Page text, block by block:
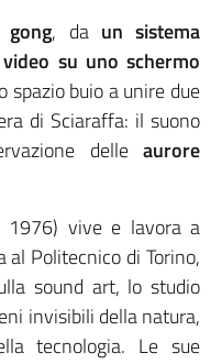
gong, da un sistema
su uno schermo
spazio buio a unire due
di Sciaraffa: il suono
delleaurore
1976) vive e lavora a
Politecnico di Torino,
sound art, lo studio
invisibili della natura,
tecnologia. Le sue